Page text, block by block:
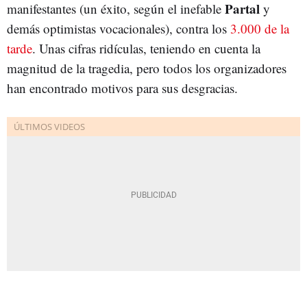
manifestantes (un éxito, según el inefable Partal y
demás optimistas vocacionales), contra los 3.000 de la
tarde. Unas cifras ridículas, teniendo en cuenta la
magnitud de la tragedia, pero todos los organizadores
han encontrado motivos para sus desgracias.